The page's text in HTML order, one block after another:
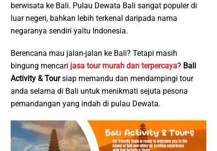
berwisata ke Bali. Pulau Dewata Bali sangat populer di
luar negeri, bahkan lebih terkenal daripada nama
negaranya sendiri yaitu Indonesia.
Berencana mau jalan-jalan ke Bali? Tetapi masih
bingung mencari jasa tour murah dan terpercaya? Bali
Activity & Toursiap memandu dan mendampingi tour
anda selama di Bali untuk menikmati sejuta pesona
pemandangan yang indah di pulau Dewata.